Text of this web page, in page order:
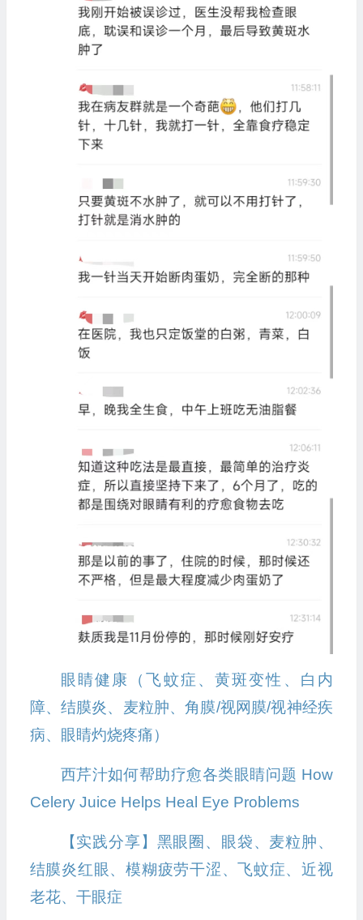
眼睛健康（飞蚊症、黄斑变性、白内
障、结膜炎、麦粒肿、角膜/视网膜/视神经疾
病、眼睛灼烧疼痛）
西芹汁如何帮助疗愈各类眼睛问题 How
Celery Juice Helps Heal Eye Problems
【实践分享】黑眼圈、眼袋、麦粒肿、
结膜炎红眼、模糊疲劳干涩、飞蚊症、近视
老花、干眼症